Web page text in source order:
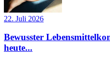
22. Juli 2026
Bewusster
heute...